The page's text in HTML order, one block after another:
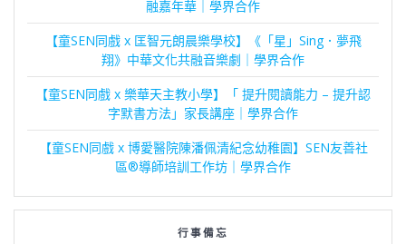
融嘉年華｜學界合作
【童SEN同戲 x 匡智元朗晨樂學校】《「星」Sing．夢飛
翔》中華文化共融音樂劇｜學界合作
【童SEN同戲 x 樂華天主教小學】「 提升閱讀能力 – 提升認
字默書方法」家長講座｜學界合作
【童SEN同戲 x 博愛醫院陳潘佩清紀念幼稚園】SEN友善社
區®導師培訓工作坊｜學界合作
行事備忘